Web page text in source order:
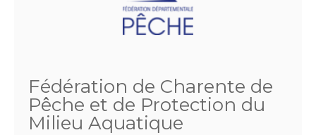
Fédération de Charente de
Pêche et de Protection du
Milieu Aquatique